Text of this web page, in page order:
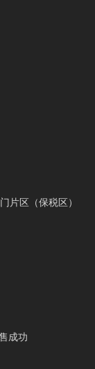
片区（保税区）
成功